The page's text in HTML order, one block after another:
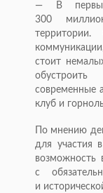
— В
300
стоит
современные
клуб и
По мнению
для участия
возможность
с
и